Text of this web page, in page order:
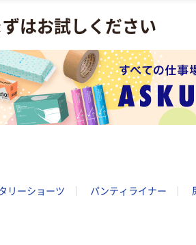
はお試しください
リーショーツ パンティライナー